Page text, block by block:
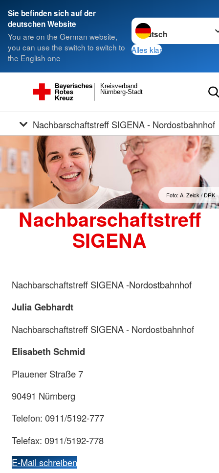
Sie befinden sich auf der
deutschen Website
You are on the German website,
you can use the switch to switch to
the English one
Sprache wechseln zu
Alles klar
Nürnberg-Stadt
Kreisverband
Nachbarschaftstreff SIGENA - Nordostbahnhof
Foto: A. Zelck / DRK
Nachbarschaftstreff
SIGENA
Nachbarschaftstreff SIGENA -Nordostbahnhof
Julia Gebhardt
Nachbarschaftstreff SIGENA - Nordostbahnhof
Elisabeth Schmid
Plauener Straße 7
90491 Nürnberg
Telefon: 0911/5192-777
Telefax: 0911/5192-778
E-Mail schreiben